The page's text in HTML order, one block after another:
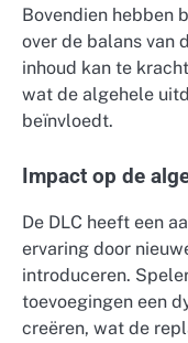
Bovendien hebben
over de balans van
inhoud kan te
wat de algehele
beïnvloedt.
Impact op de
De DLC heeft een
ervaring door
introduceren.
toevoegingen een
creëren, wat de